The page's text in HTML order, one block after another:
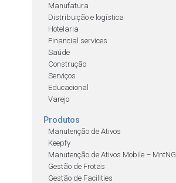
Manufatura
Distribuição e logística
Hotelaria
Financial services
Saúde
Construção
Serviços
Educacional
Varejo
Produtos
Manutenção de Ativos
Keepfy
Manutenção de Ativos Mobile – MntNG
Gestão de Frotas
Gestão de Facilities